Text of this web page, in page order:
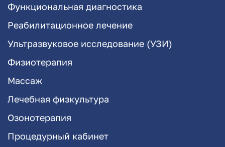
Функциональная диагностика
Реабилитационное лечение
Ультразвуковое исследование (УЗИ)
Физиотерапия
Массаж
Лечебная физкультура
Озонотерапия
Процедурный кабинет